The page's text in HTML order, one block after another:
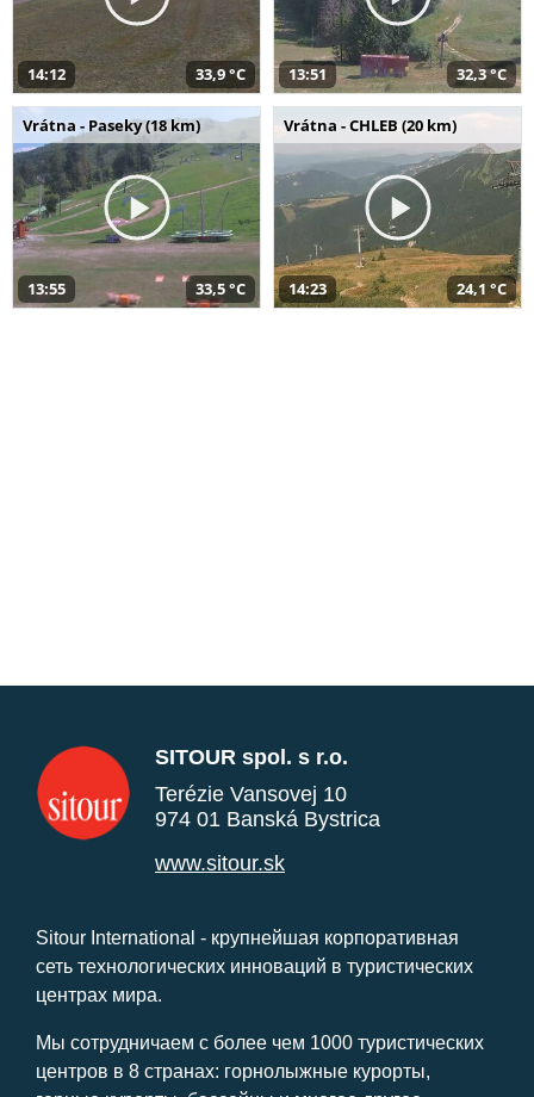
14:12 33,9 °C 13:51 32,3 °C
Vrátna - Paseky (18 km)
13:55 33,5 °C
Vrátna - CHLEB (20 km)
14:23 24,1 °C
SITOUR spol. s r.o.
Terézie Vansovej 10
974 01 Banská Bystrica
www.sitour.sk
Sitour International - крупнейшая корпоративная
сеть технологических инноваций в туристических
центрах мира.
Мы сотрудничаем с более чем 1000 туристических
центров в 8 странах: горнолыжные курорты,